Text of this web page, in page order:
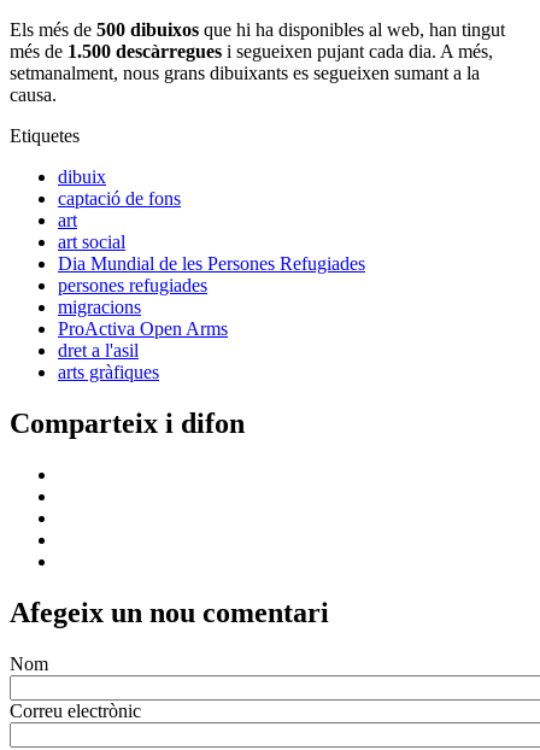
Els més de 500 dibuixos que hi ha disponibles al web, han tingut
més de 1.500 descàrregues i segueixen pujant cada dia. A més,
setmanalment, nous grans dibuixants es segueixen sumant a la
causa.
Etiquetes
dibuix
captació de fons
art
art social
Dia Mundial de les Persones Refugiades
persones refugiades
migracions
ProActiva Open Arms
dret a l'asil
arts gràfiques
Comparteix i difon
Afegeix un nou comentari
Nom
Correu electrònic